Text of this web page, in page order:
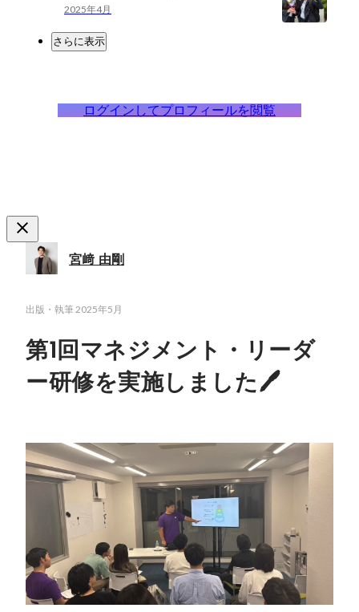
2025年4月
さらに表示
ログインしてプロフィールを閲覧
宮﨑 由剛
出版・執筆 2025年5月
第1回マネジメント・リーダ
ー研修を実施しました🖊️